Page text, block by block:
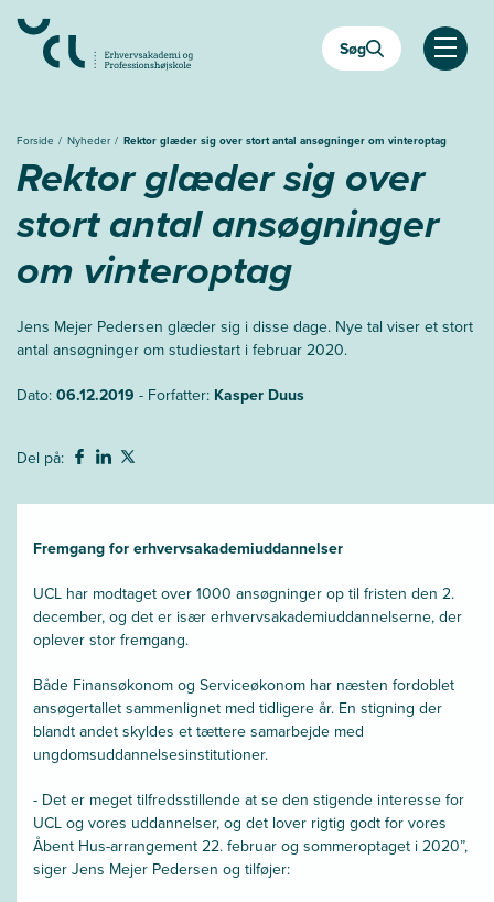
hovedindhold
Søg
Åben
Forside Nyheder Rektor glæder sig over stort antal ansøgninger om vinteroptag
Rektor glæder sig over
stort antal ansøgninger
om vinteroptag
Jens Mejer Pedersen glæder sig i disse dage. Nye tal viser et stort
antal ansøgninger om studiestart i februar 2020.
Dato:06.12.2019 - Forfatter: Kasper Duus
Del på:
Fremgang for erhvervsakademiuddannelser
UCL har modtaget over 1000 ansøgninger op til fristen den 2.
december, og det er især erhvervsakademiuddannelserne, der
oplever stor fremgang.
Både Finansøkonom og Serviceøkonom har næsten fordoblet
ansøgertallet sammenlignet med tidligere år. En stigning der
blandt andet skyldes et tættere samarbejde med
ungdomsuddannelsesinstitutioner.
- Det er meget tilfredsstillende at se den stigende interesse for
UCL og vores uddannelser, og det lover rigtig godt for vores
Åbent Hus-arrangement 22. februar og sommeroptaget i 2020”,
siger Jens Mejer Pedersen og tilføjer: